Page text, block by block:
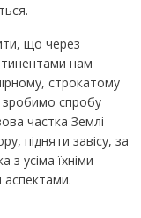
що через
нам
строкатому
зробимо спробу
частка Землі
підняти завісу, за
усіма їхніми
аспектами.